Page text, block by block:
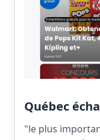
Québec
"le plus